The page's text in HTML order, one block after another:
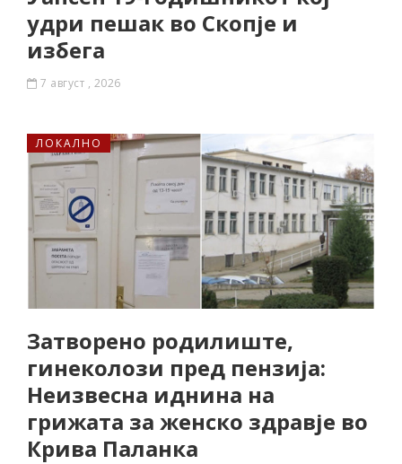
удри пешак во Скопје и
избега
7 август , 2026
ЛОКАЛНО
Затворено родилиште,
гинеколози пред пензија:
Неизвесна иднина на
грижата за женско здравје во
Крива Паланка